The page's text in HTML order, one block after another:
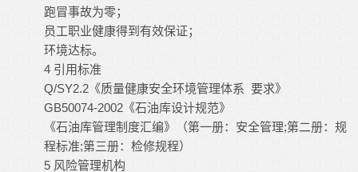
跑冒事故为零；
员工职业健康得到有效保证；
环境达标。
4 引用标准
Q/SY2.2《质量健康安全环境管理体系 要求》
GB50074-2002《石油库设计规范》
《石油库管理制度汇编》（第一册：安全管理;第二册：规
程标准;第三册：检修规程）
5 风险管理机构